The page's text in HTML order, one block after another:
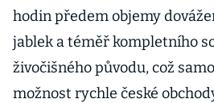
hodin předem objemy
jablek a téměř kompletního
živočišného původu, což
možnost rychle české